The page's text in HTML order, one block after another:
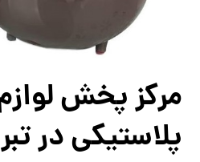
مرکز پخش
پلاستیکی در